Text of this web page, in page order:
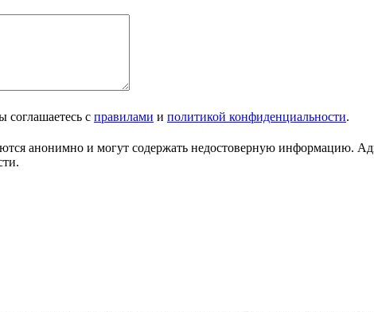
с правилами и политикой конфиденциальности.
анонимно и могут содержать недостоверную информацию.